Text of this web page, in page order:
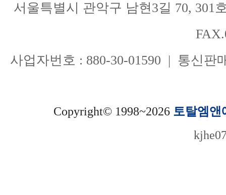
서울특별시 관악구 남현3길 70, 301
사업자번호 : 880-30-01590 | 통신판
Copyright© 1998~2026 토탈엠앤